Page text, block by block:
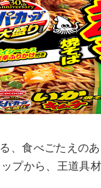
、食べごたえの
プから、王道具